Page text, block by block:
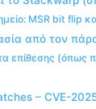
MSR bit flip
από τον
επίθεσης (όπως
– CVE-